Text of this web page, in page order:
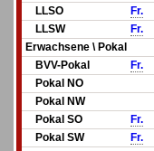
LLSO
Fr.
LLSW
Fr.
Erwachsene \ Pokal
BVV-Pokal
Fr.
Pokal NO
Pokal NW
Pokal SO
Fr.
Pokal SW
Fr.